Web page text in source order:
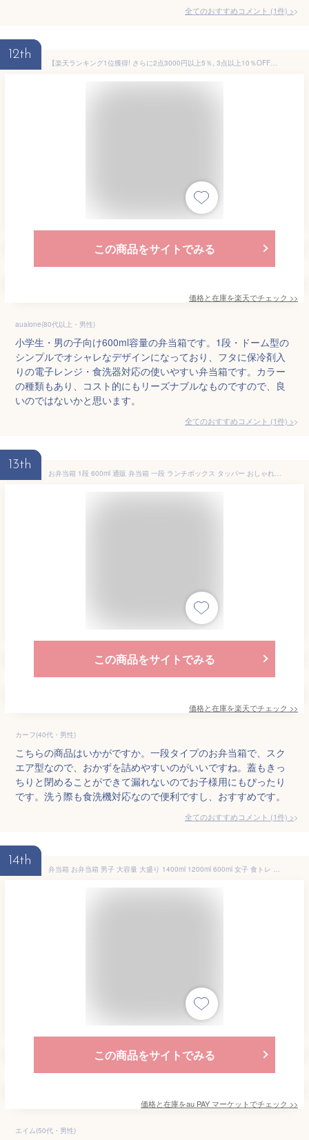
全てのおすすめコメント (1件) >
12th
【楽天ランキング1位獲得! さらに2点3000円以上5％, 3点以上10％OFFクーポン付】ジェルクール お弁当箱 通販 ランチボックス 保冷 弁当箱 1段 ドーム型 DOME M 600 ml おしゃれ 子供 小学生 レンジ対応 女性 食洗機ok キッズ 無地 女の子 男の子
この商品をサイトでみる
価格と在庫を楽天でチェック >>
aualone(80代以上・男性)
小学生・男の子向け600ml容量の弁当箱です。1段・ドーム型の
シンプルでオシャレなデザインになっており、フタに保冷剤入
りの電子レンジ・食洗器対応の使いやすい弁当箱です。カラー
の種類もあり、コスト的にもリーズナブルなものですので、良
いのではないかと思います。
全てのおすすめコメント (1件) >
13th
お弁当箱 1段 600ml 通販 弁当箱 一段 ランチボックス タッパー おしゃれ かわいい 日本製 食洗器対応 レンジ対応 仕切りあり スクウェア 長方形 ランチベルト付き 男子 女子 大人 子供 女の子 男の子 高校生 中学生 小学生 MIYS ミース
この商品をサイトでみる
価格と在庫を楽天でチェック >>
カーフ(40代・男性)
こちらの商品はいかがですか。一段タイプのお弁当箱で、スク
エア型なので、おかずを詰めやすいのがいいですね。蓋もきっ
ちりと閉めることができて漏れないのでお子様用にもぴったり
です。洗う際も食洗機対応なので便利ですし、おすすめです。
全てのおすすめコメント (1件) >
14th
弁当箱 お弁当箱 男子 大容量 大盛り 1400ml 1200ml 600ml 女子 食トレ 部活飯 レンジ対応 食洗機対応 丼 麺 男の子 大人 子供 中学生 レ
この商品をサイトでみる
価格と在庫をau PAY マーケットでチェック >>
エイム(50代・男性)